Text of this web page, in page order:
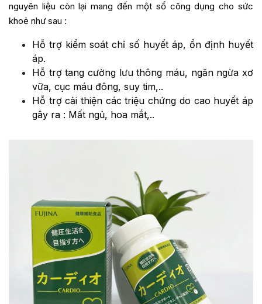
nguyên liệu còn lại mang đến một số công dụng cho sức
khoẻ như sau :
Hỗ trợ kiểm soát chỉ số huyết áp, ổn định huyết
áp.
Hỗ trợ tang cường lưu thông máu, ngăn ngừa xơ
vữa, cục máu đông, suy tim,..
Hỗ trợ cải thiện các triệu chứng do cao huyết áp
gây ra : Mất ngủ, hoa mắt,..